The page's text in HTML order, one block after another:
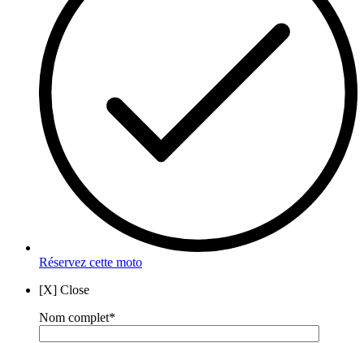
Réservez cette moto
[X] Close
Nom complet*